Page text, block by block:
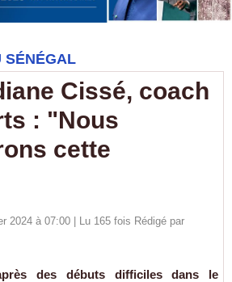
SÉNÉGAL
Cissé, coach
: "Nous
cette
2024 à 07:00 | Lu 165 fois Rédigé par
des débuts difficiles dans le